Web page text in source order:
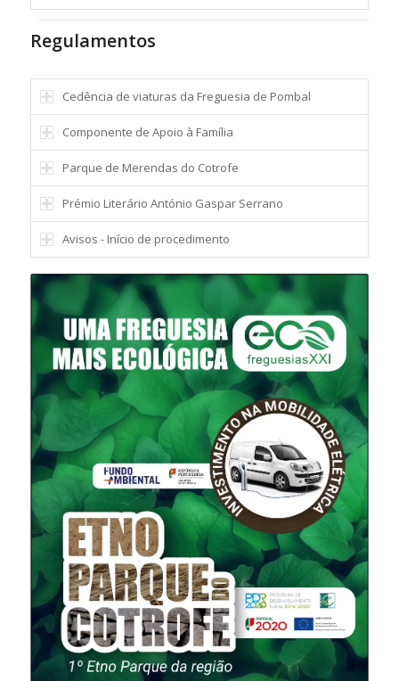
Regulamentos
Cedência de viaturas da Freguesia de Pombal
Componente de Apoio à Família
Parque de Merendas do Cotrofe
Prémio Literário António Gaspar Serrano
Avisos - Início de procedimento